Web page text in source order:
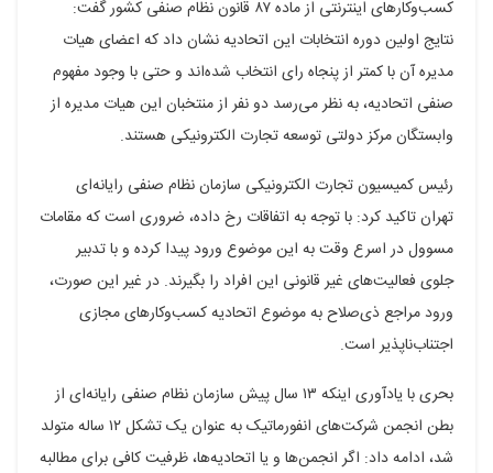
کسب‌وکارهای اینترنتی از ماده ۸۷ قانون نظام صنفی کشور گفت:
نتایج اولین دوره انتخابات این اتحادیه نشان داد که اعضای هیات
مدیره آن با کمتر از پنجاه رای انتخاب شده‌اند و حتی با وجود مفهوم
صنفی اتحادیه، به نظر می‌رسد دو نفر از منتخبان این هیات مدیره از
وابستگان مرکز دولتی توسعه تجارت الکترونیکی هستند.
رئیس کمیسیون تجارت الکترونیکی سازمان نظام صنفی رایانه‌ای
تهران تاکید کرد: با توجه به اتفاقات رخ داده، ضروری است که مقامات
مسوول در اسرع وقت به این موضوع ورود پیدا کرده و با تدبیر
جلوی فعالیت‌های غیر قانونی این افراد را بگیرند. در غیر این صورت،
ورود مراجع ذی‌صلاح به موضوع اتحادیه کسب‌وکارهای مجازی
اجتناب‌ناپذیر است.
بحری با یادآوری اینکه ۱۳ سال پیش سازمان نظام صنفی رایانه‌ای از
بطن انجمن شرکت‌های انفورماتیک به عنوان یک تشکل ۱۲ ساله متولد
شد، ادامه داد: اگر انجمن‌ها و یا اتحادیه‌ها، ظرفیت کافی برای مطالبه